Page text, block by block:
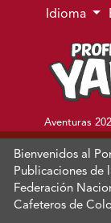
Ir al menú de
Ir al contenido
Ir al pie deIdioma
Aventuras
Bienvenidos al
Publicaciones de
Federación
Cafeteros de